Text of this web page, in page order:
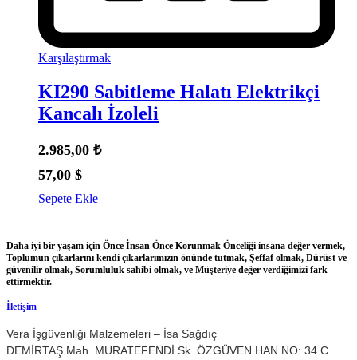
Karşılaştırmak
KI290 Sabitleme Halatı Elektrikçi
Kancalı İzoleli
2.985,00 ₺
57,00 $
Sepete Ekle
Daha iyi bir yaşam için Önce İnsan Önce Korunmak Önceliği insana değer vermek,
Toplumun çıkarlarını kendi çıkarlarımızın önünde tutmak, Şeffaf olmak, Dürüst ve
güvenilir olmak, Sorumluluk sahibi olmak, ve Müşteriye değer verdiğimizi fark
ettirmektir.
İletişim
Vera İşgüvenliği Malzemeleri – İsa Sağdıç
DEMİRTAŞ Mah. MURATEFENDİ Sk. ÖZGÜVEN HAN NO: 34 C